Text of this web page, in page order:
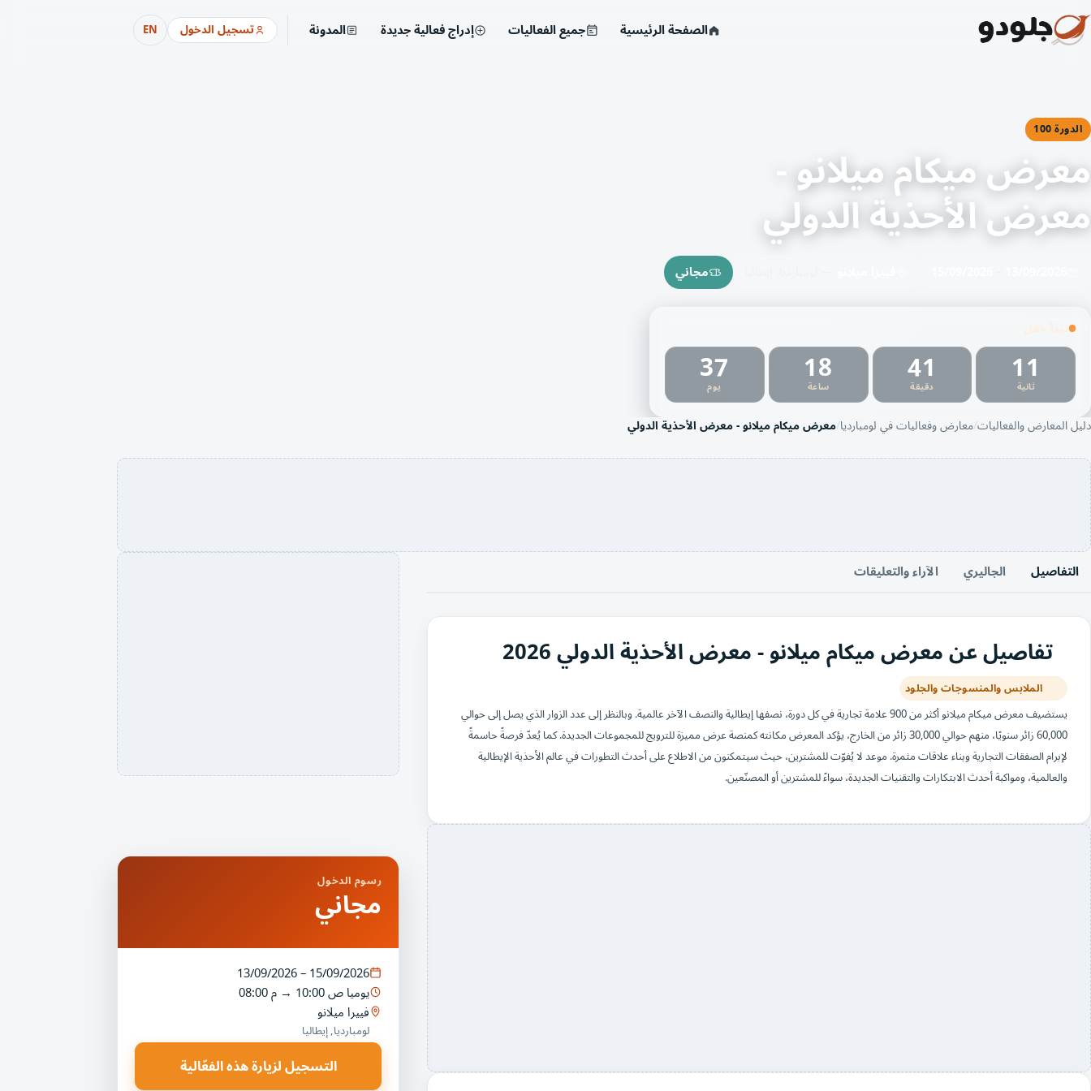
الصفحة الرئيسية جميع الفعاليات إدراج فعالية جديدة المدونة تسجيل الدخول EN
الدورة 100
معرض ميكام ميلانو -
معرض الأحذية الدولي
مجاني
تبدأ خلال
37
يوم 18
ساعة 41
دقيقة 10
ثانية
دليل المعارض والفعالياتمعارض وفعاليات في لومبارديا معرض ميكام ميلانو - معرض الأحذية الدولي
التفاصيل الجاليري الآراء والتعليقات
تفاصيل عن معرض ميكام ميلانو - معرض الأحذية الدولي 2026
الملابس والمنسوجات والجلود
يستضيف معرض ميكام ميلانو أكثر من 900 علامة تجارية في كل دورة، نصفها إيطالية والنصف الآخر عالمية. وبالنظر إلى عدد الزوار الذي يصل إلى حوالي
60,000 زائر سنويًا، منهم حوالي 30,000 زائر من الخارج، يؤكد المعرض مكانته كمنصة عرض مميزة للترويج للمجموعات الجديدة. كما يُعدّ فرصةً حاسمةً
لإبرام الصفقات التجارية وبناء علاقات مثمرة. موعد لا يُفوّت للمشترين، حيث سيتمكنون من الاطلاع على أحدث التطورات في عالم الأحذية الإيطالية
والعالمية، ومواكبة أحدث الابتكارات والتقنيات الجديدة، سواءً للمشترين أو المصنّعين.
رسوم الدخول
مجاني
13/09/2026 – 15/09/2026
يوميا10:00 ص →08:00 م
فييرا ميلانو
لومبارديا, إيطاليا
التسجيل لزيارة هذه الفعّالية